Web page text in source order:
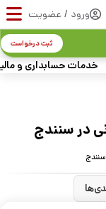
ورود / عضویت
خدمات حسابداری و
ثبت درخواست